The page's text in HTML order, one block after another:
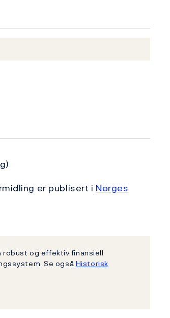
er publisert i Norges
robust og effektiv finansiell
Se ogsåHistorisk